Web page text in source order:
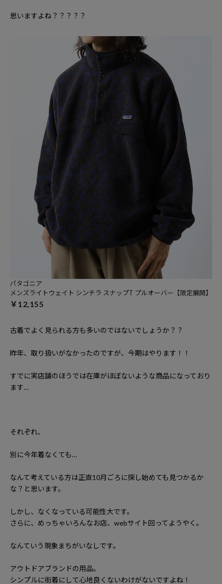
思いますよね？？？？？
パタゴニア
メンズライトウェイト シンチラ スナップT プルオーバー【限定展開】
￥12,155
古着でよく見られる方も多いのではないでしょうか？？
昨年、取り扱いがなかったのですが、今期はやります！！
すでに実店舗のほうでは在庫がほぼないような商品になっており
ます…
それぞれ、
別に今年着なくても…
なんて考えている方は正直10月ごろに探し始めても見つかるか
な？と思います。
しかし、なくなっている可能性大です。
さらに、めっちゃいろんなお店、 webサイト回ってようやく。
なんていう現象まちがいなしです。
アウトドアブランドの用品。
シンプルに街着にして心地良くないわけがないですよね！